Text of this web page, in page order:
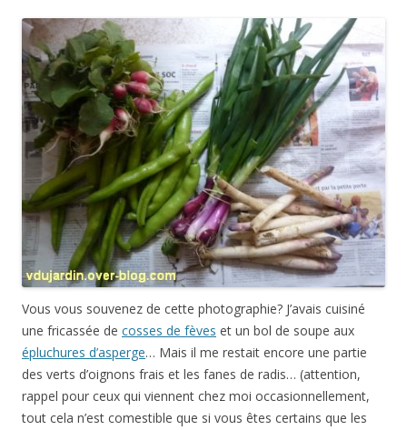
Vous vous souvenez de cette photographie? J’avais cuisiné
une fricassée de cosses de fèves et un bol de soupe aux
épluchures d’asperge… Mais il me restait encore une partie
des verts d’oignons frais et les fanes de radis… (attention,
rappel pour ceux qui viennent chez moi occasionnellement,
tout cela n’est comestible que si vous êtes certains que les